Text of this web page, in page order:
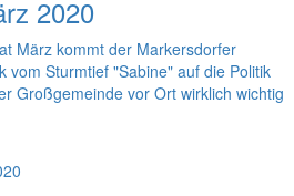
2020
März kommt der Markersdorfer
vom Sturmtief "Sabine" auf die Politik
Großgemeinde vor Ort wirklich wichtig